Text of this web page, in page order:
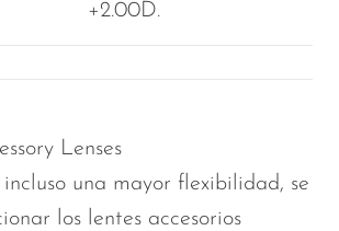
+2.00D.
Lenses
una mayor flexibilidad, se
los lentes accesorios